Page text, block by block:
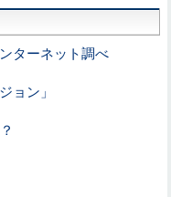
ターネット調べ
ョン」